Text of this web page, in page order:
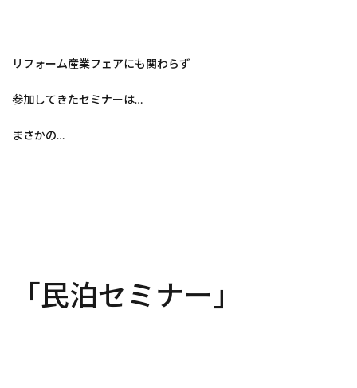
リフォーム産業フェアにも関わらず
参加してきたセミナーは…
まさかの…
「民泊セミナー」